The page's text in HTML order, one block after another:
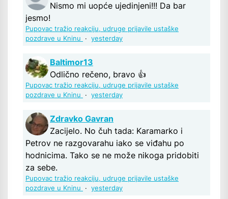
Nismo mi uopće ujedinjeni!!! Da bar
jesmo!
Pupovac tražio reakciju, udruge prijavile ustaške
pozdrave u Kninu
· yesterday
Baltimor13
Odlično rečeno, bravo 👍
Pupovac tražio reakciju, udruge prijavile ustaške
pozdrave u Kninu
· yesterday
Zdravko Gavran
Zacijelo. No čuh tada: Karamarko i
Petrov ne razgovarahu iako se viđahu po
hodnicima. Tako se ne može nikoga pridobiti
za sebe.
Pupovac tražio reakciju, udruge prijavile ustaške
pozdrave u Kninu
· yesterday